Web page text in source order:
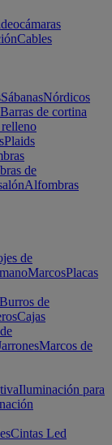
Cables
SábanasNórdicos
Barras de cortina
Plaids
de
Alfombras
de
MarcosPlacas
Burros de
Cajas
Marcos de
Iluminación para
Cintas Led